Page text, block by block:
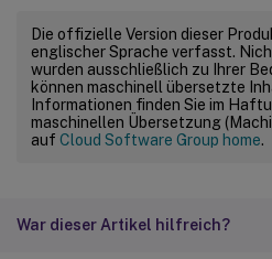
Die offizielle Version dieser
englischer Sprache verfasst.
wurden ausschließlich zu Ihrer
können maschinell übersetzte
Informationen finden Sie im
maschinellen Übersetzung
auf Cloud Software Group home.
War dieser Artikel hilfreich?